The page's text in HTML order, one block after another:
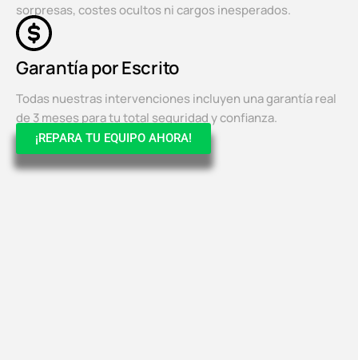
sorpresas, costes ocultos ni cargos inesperados.
Garantía por Escrito
Todas nuestras intervenciones incluyen una garantía real
de 3 meses para tu total seguridad y confianza.
¡REPARA TU EQUIPO AHORA!